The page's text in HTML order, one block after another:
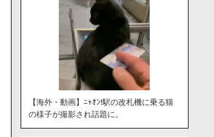
【海外・動画】ﾆｬｵﾝ!駅の改札機に乗る猫
の様子が撮影され話題に。